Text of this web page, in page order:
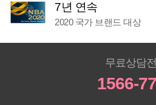
7년 연속
2020 국가 브랜드 대상
무료상담
1566-